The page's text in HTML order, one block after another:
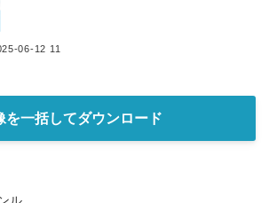
06-12 11
を一括してダウンロード